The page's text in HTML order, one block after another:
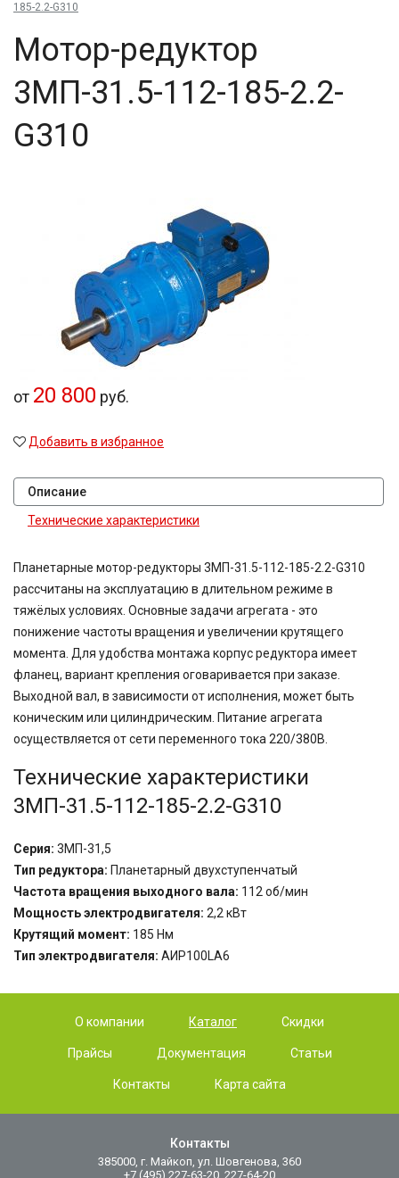
185-2.2-G310
Мо­тор-ре­дук­тор
3МП-31.5-112-185-2.2-
G310
от 20 800 руб.
Добавить в избранное
Описание
Технические характеристики
Планетарные мотор-редукторы 3МП-31.5-112-185-2.2-G310
рассчитаны на эксплуатацию в длительном режиме в
тяжёлых условиях. Основные задачи агрегата - это
понижение частоты вращения и увеличении крутящего
момента. Для удобства монтажа корпус редуктора имеет
фланец, вариант крепления оговаривается при заказе.
Выходной вал, в зависимости от исполнения, может быть
коническим или цилиндрическим. Питание агрегата
осуществляется от сети переменного тока 220/380В.
Технические характеристики
3МП-31.5-112-185-2.2-G310
Серия: 3МП-31,5
Тип редуктора: Планетарный двухступенчатый
Частота вращения выходного вала: 112 об/мин
Мощность электродвигателя: 2,2 кВт
Крутящий момент: 185 Нм
Тип электродвигателя: АИР100LА6
О компании Каталог Скидки
Прайсы Документация Статьи
Контакты Карта сайта
Контакты
385000, г. Майкоп, ул. Шовгенова, 360
+7 (495) 227-63-20, 227-64-20